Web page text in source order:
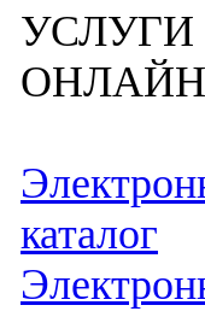
УСЛУГИ
ОНЛАЙН
каталог